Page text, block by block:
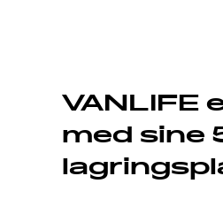
VANLIFE
med sine